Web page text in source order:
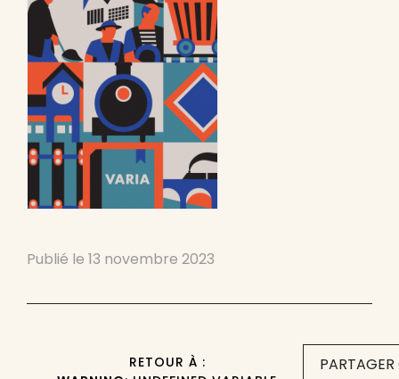
Publié le 13 novembre 2023
RETOUR À :